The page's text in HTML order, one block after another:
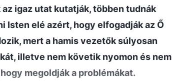
igaz utat kutatják, többen tudnák
Isten elé azért, hogy elfogadják az Ő
mert a hamis vezetők súlyosan
illetve nem követik nyomon és nem
megoldják a problémákat.